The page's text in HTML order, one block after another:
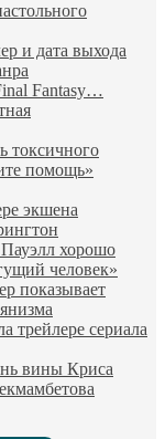
и дата выхода
Fantasy…
токсичного
помощь»
экшена
хорошо
человек»
показывает
трейлере сериала
вины Криса